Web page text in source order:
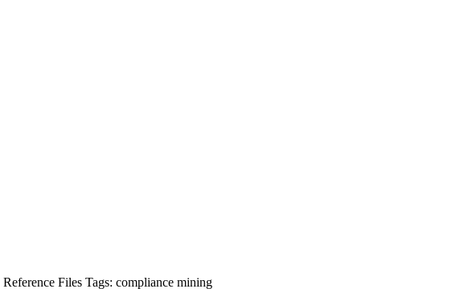
Reference Files Tags: compliance mining